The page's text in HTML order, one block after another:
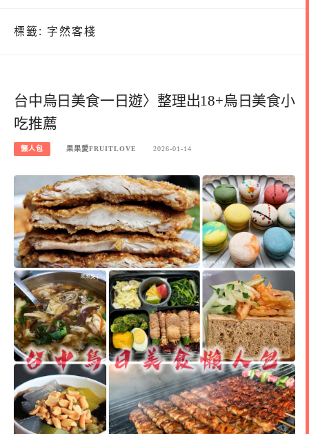
標籤: 字然客棧
台中烏日美食一日遊〉整理出18+烏日美食小
吃推薦
懶人包 果果愛FRUITLOVE 2026-01-14